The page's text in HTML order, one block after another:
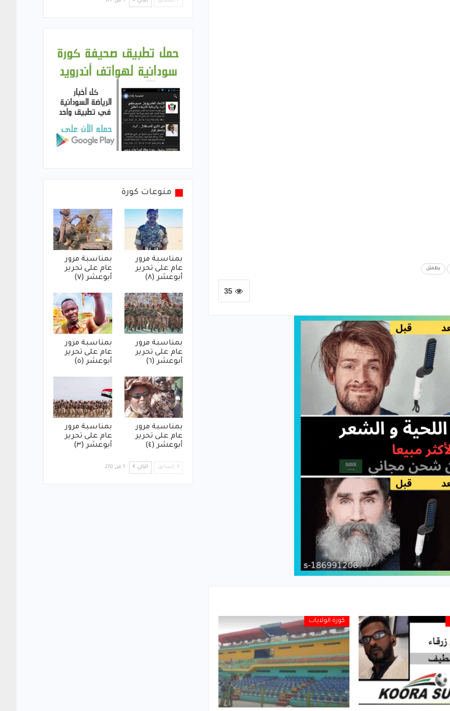
يطمئن
35
كورة الولايات
منوعات كورة
بمناسبة مرور
عام على تحرير
أبوعشر (٨)
بمناسبة مرور
عام على تحرير
أبوعشر (٧)
بمناسبة مرور
عام على تحرير
أبوعشر (٦)
بمناسبة مرور
عام على تحرير
أبوعشر (٥)
بمناسبة مرور
عام على تحرير
أبوعشر (٤)
بمناسبة مرور
عام على تحرير
أبوعشر (٣)
السابق التالي 1 من 270